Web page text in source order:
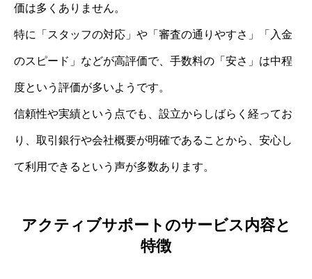
価は多くありません。
特に「スタッフの対応」や「審査の通りやすさ」「入金
のスピード」などが高評価で、手数料の「安さ」は中程
度という評価が多いようです。
信頼性や実績という点でも、設立からしばらく経ってお
り、取引銀行や会社概要が明確であることから、安心し
て利用できるという声が多数あります。
アクティブサポートのサービス内容と
特徴